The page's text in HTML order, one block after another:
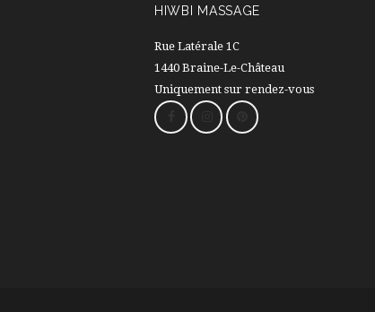
HIWBI MASSAGE
Rue Latérale 1C
1440 Braine-Le-Château
Uniquement sur rendez-vous